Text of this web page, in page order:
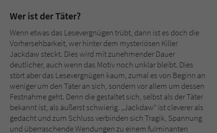
Wer ist der Täter?
Wenn etwas das Lesevergnügen trübt, dann ist es doch die
Vorhersehbarkeit, wer hinter dem mysteriösen Killer
Jackdaw steckt. Dies wird mit zunehmender Dauer
deutlicher, auch wenn das Motiv noch unklar bleibt. Dies
stört aber das Lesevergnügen kaum, zumal es von Beginn an
weniger um den Täter an sich, sondern vor allem um dessen
Festnahme geht. Denn die gestaltet sich, selbst als der Täter
bekannt ist, als äußerst schwierig. „Jackdaw“ ist cleverer als
gedacht und zum Schluss verbinden sich Tragik, Spannung
und überraschende Wendungen zu einem fulminanten